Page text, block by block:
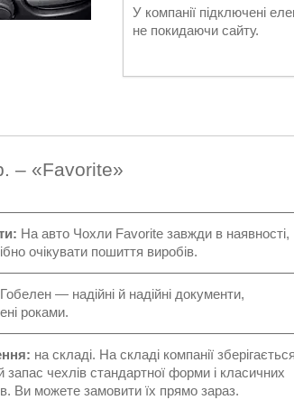
У компанії підключені
не покидаючи сайту.
– «Favorite»
На авто Чохли Favorite завжди в наявності,
очікувати пошиття виробів.
Гобелен — надійні й надійні документи,
роками.
на складі. На складі компанії зберігається
запас чехлів стандартної форми і класичних
Ви можете замовити їх прямо зараз.